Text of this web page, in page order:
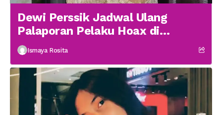
Dewi Perssik Jadwal Ulang
Palaporan Pelaku Hoax di
Medsos
Ismaya Rosita